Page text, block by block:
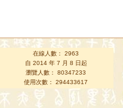
在線人數： 2963
自 2014 年 7 月 8 日起
瀏覽人數： 80347233
使用次數： 294433617